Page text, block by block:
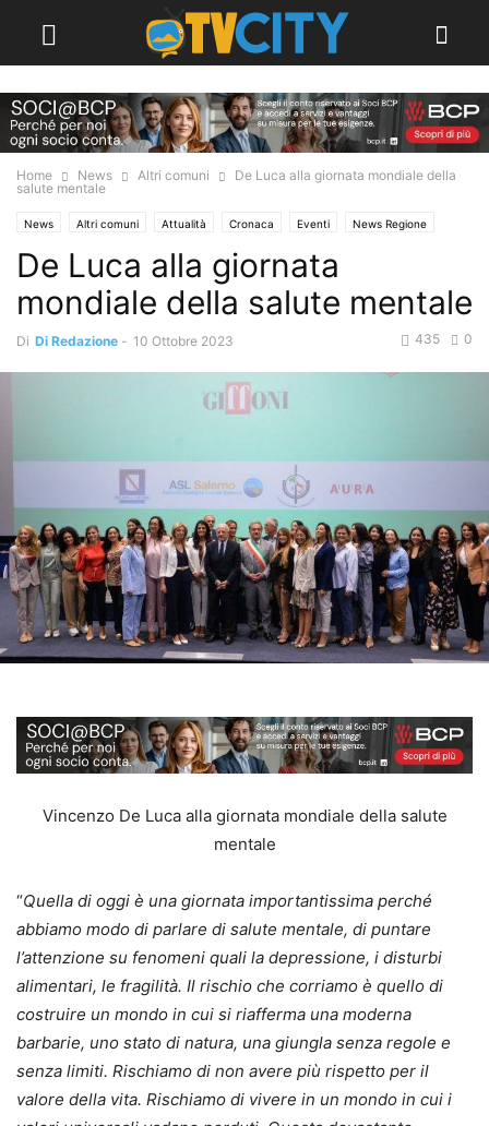
Home News Altri comuni
De Luca alla giornata mondiale della
salute mentale
News Altri comuni Attualità Cronaca Eventi News Regione
De Luca alla giornata
mondiale della salute mentale
Di Di Redazione - 10 Ottobre 2023 0
435
Vincenzo De Luca alla giornata mondiale della salute
mentale
“Quella di oggi è una giornata importantissima perché
abbiamo modo di parlare di salute mentale, di puntare
l’attenzione su fenomeni quali la depressione, i disturbi
alimentari, le fragilità. Il rischio che corriamo è quello di
costruire un mondo in cui si riafferma una moderna
barbarie, uno stato di natura, una giungla senza regole e
senza limiti. Rischiamo di non avere più rispetto per il
valore della vita. Rischiamo di vivere in un mondo in cui i